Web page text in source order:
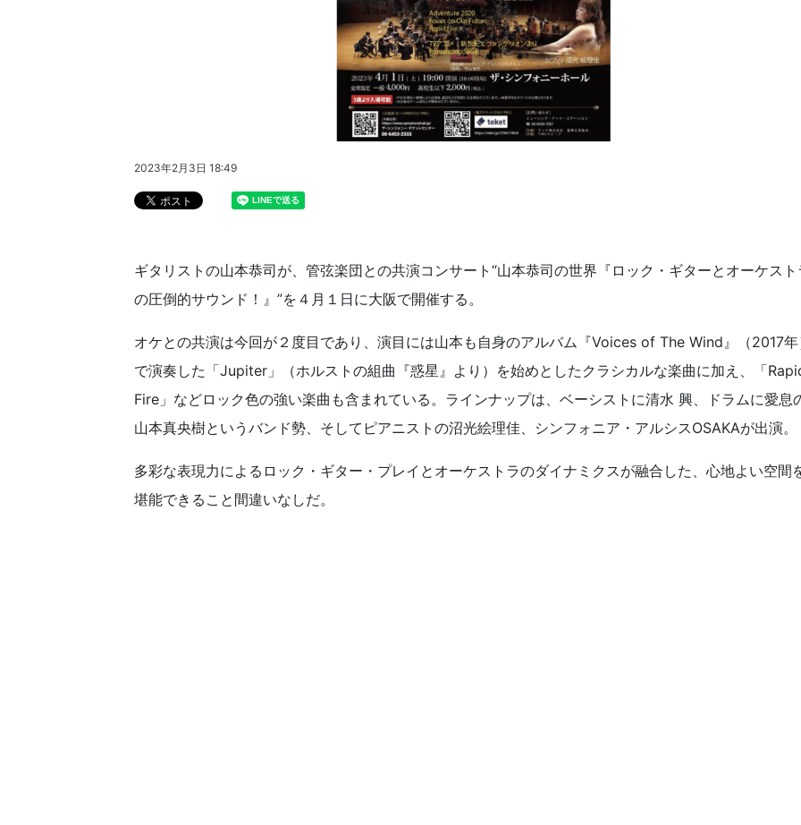
2023年2月3日 18:49
ギタリストの山本恭司が、管弦楽団との共演コンサート“山本恭司の世界『ロック・ギターとオーケスト
の圧倒的サウンド！』”を４月１日に大阪で開催する。
オケとの共演は今回が２度目であり、演目には山本も自身のアルバム『Voices of The Wind』（2017
で演奏した「Jupiter」（ホルストの組曲『惑星』より）を始めとしたクラシカルな楽曲に加え、「
Fire」などロック色の強い楽曲も含まれている。ラインナップは、ベーシストに清水 興、ドラムに愛息
山本真央樹というバンド勢、そしてピアニストの沼光絵理佳、シンフォニア・アルシスOSAKAが出演。
多彩な表現力によるロック・ギター・プレイとオーケストラのダイナミクスが融合した、心地よい空間
堪能できること間違いなしだ。